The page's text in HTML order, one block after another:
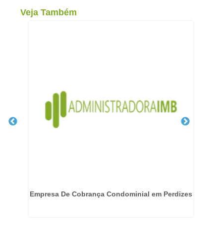
Veja Também
Empresa De Cobrança Condominial em Perdizes